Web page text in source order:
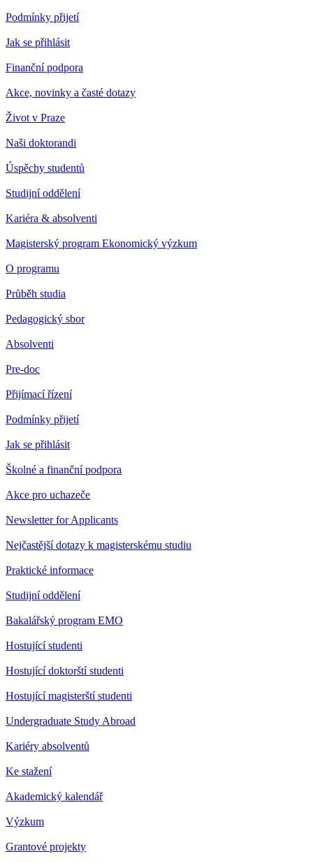
Podmínky přijetí
Jak se přihlásit
Finanční podpora
Akce, novinky a časté dotazy
Život v Praze
Naši doktorandi
Úspěchy studentů
Studijní oddělení
Kariéra & absolventi
Magisterský program Ekonomický výzkum
O programu
Průběh studia
Pedagogický sbor
Absolventi
Pre-doc
Přijímací řízení
Podmínky přijetí
Jak se přihlásit
Školné a finanční podpora
Akce pro uchazeče
Newsletter for Applicants
Nejčastější dotazy k magisterskému studiu
Praktické informace
Studijní oddělení
Bakalářský program EMO
Hostující studenti
Hostující doktorští studenti
Hostující magisterští studenti
Undergraduate Study Abroad
Kariéry absolventů
Ke stažení
Akademický kalendář
Výzkum
Grantové projekty